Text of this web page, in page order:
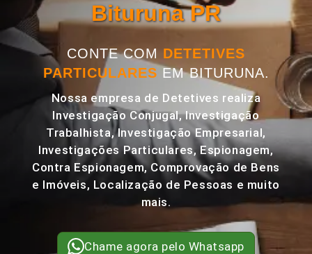
Bituruna PR
CONTE COM DETETIVES
PARTICULARES EM BITURUNA.
Nossa empresa de Detetives realiza
Investigação Conjugal, Investigação
Trabalhista, Investigação Empresarial,
Investigações Particulares, Espionagem,
Contra Espionagem, Comprovação de Bens
e Imóveis, Localização de Pessoas e muito
mais.
Chame agora pelo Whatsapp